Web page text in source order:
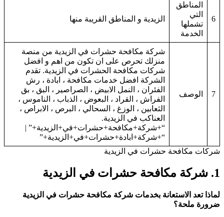
6
المناطق
التي
تشملها
الخدمة
الزيدية و المناطق القريبة منها
7 الوصف
شركة مكافحة حشرات في الزيدية من منصة
منزلك تحرص على ان تكون من اهم و افضل
شركات مكافحة الحشرات في الزيدية. تقدم
الشركة افضل خدمات مكافحة ، ابادة ، رش
الفئران ، النمل الابيض ، الصراصير ، البق ، بق
الفراش ، القراد ، البعوض ، الذباب ، الناموس ،
الثعابين ، الوزغ ، السحالي ، البرص ، الابراص ،
العناكب في الزيدية.
“+شركة+مكافحة+حشرات+في+الزيدية+” |
“+شركة+ابادة+حشرات+في+الزيدية+”
شركات مكافحة حشرات في الزيدية
1. شركة مكافحة حشرات في الزيدية
لماذا تعد الاستعانة بخدمات شركة مكافحة حشرات في الزيدية
ضرورة ملحة؟